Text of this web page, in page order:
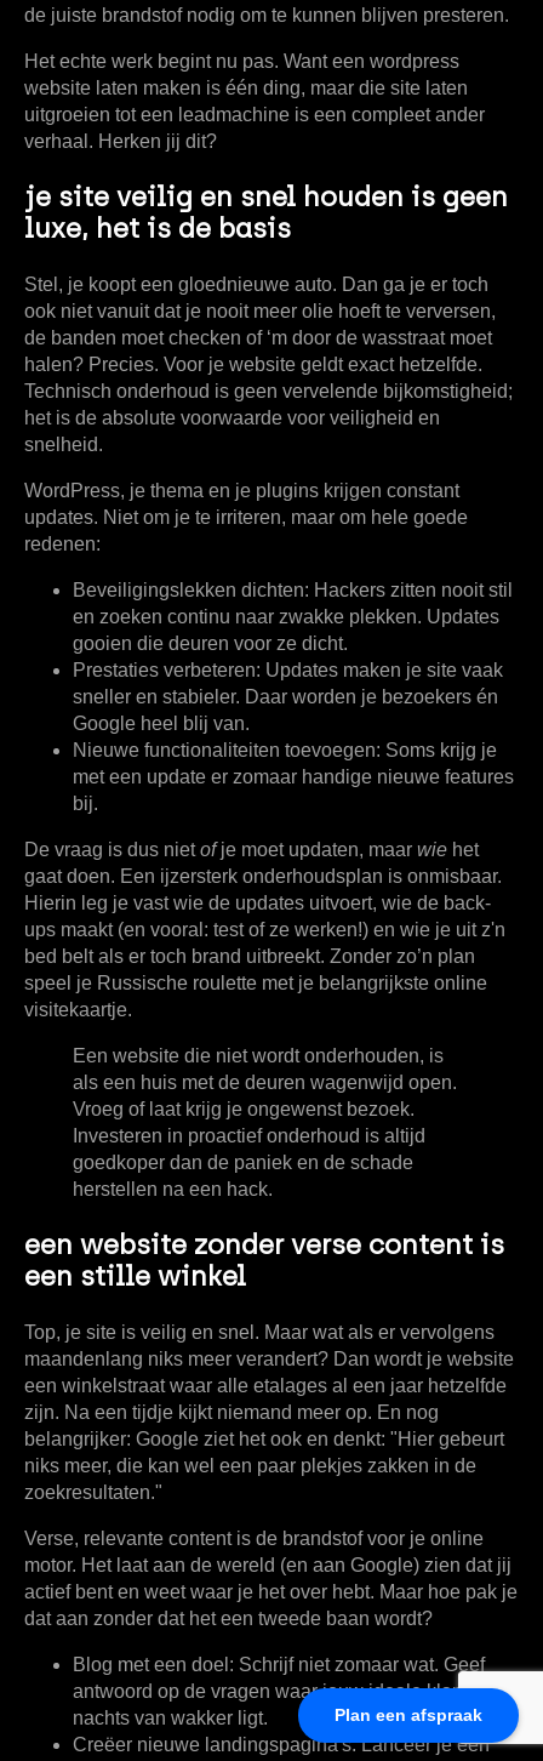
Plan een afspraak
de juiste brandstof nodig om te kunnen blijven presteren.
Het echte werk begint nu pas. Want een wordpress
website laten maken is één ding, maar die site laten
uitgroeien tot een leadmachine is een compleet ander
verhaal. Herken jij dit?
je site veilig en snel houden is geen
luxe, het is de basis
Stel, je koopt een gloednieuwe auto. Dan ga je er toch
ook niet vanuit dat je nooit meer olie hoeft te verversen,
de banden moet checken of ‘m door de wasstraat moet
halen? Precies. Voor je website geldt exact hetzelfde.
Technisch onderhoud is geen vervelende bijkomstigheid;
het is de absolute voorwaarde voor veiligheid en
snelheid.
WordPress, je thema en je plugins krijgen constant
updates. Niet om je te irriteren, maar om hele goede
redenen:
Beveiligingslekken dichten: Hackers zitten nooit stil
en zoeken continu naar zwakke plekken. Updates
gooien die deuren voor ze dicht.
Prestaties verbeteren: Updates maken je site vaak
sneller en stabieler. Daar worden je bezoekers én
Google heel blij van.
Nieuwe functionaliteiten toevoegen: Soms krijg je
met een update er zomaar handige nieuwe features
bij.
De vraag is dus nietofje moet updaten, maar wie het
gaat doen. Een ijzersterk onderhoudsplan is onmisbaar.
Hierin leg je vast wie de updates uitvoert, wie de back-
ups maakt (en vooral: test of ze werken!) en wie je uit z'n
bed belt als er toch brand uitbreekt. Zonder zo’n plan
speel je Russische roulette met je belangrijkste online
visitekaartje.
Een website die niet wordt onderhouden, is
als een huis met de deuren wagenwijd open.
Vroeg of laat krijg je ongewenst bezoek.
Investeren in proactief onderhoud is altijd
goedkoper dan de paniek en de schade
herstellen na een hack.
een website zonder verse content is
een stille winkel
Top, je site is veilig en snel. Maar wat als er vervolgens
maandenlang niks meer verandert? Dan wordt je website
een winkelstraat waar alle etalages al een jaar hetzelfde
zijn. Na een tijdje kijkt niemand meer op. En nog
belangrijker: Google ziet het ook en denkt: "Hier gebeurt
niks meer, die kan wel een paar plekjes zakken in de
zoekresultaten."
Verse, relevante content is de brandstof voor je online
motor. Het laat aan de wereld (en aan Google) zien dat jij
actief bent en weet waar je het over hebt. Maar hoe pak je
dat aan zonder dat het een tweede baan wordt?
Blog met een doel: Schrijf niet zomaar wat. Geef
antwoord op de vragen waar jouw ideale klant 's
nachts van wakker ligt.
Creëer nieuwe landingspagina's:Lanceer je een